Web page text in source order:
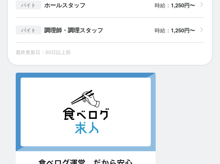
バイト ホールスタッフ 時給： 1,250円〜
バイト 調理師・調理スタッフ 時給： 1,250円〜
最終更新日：30日以上前